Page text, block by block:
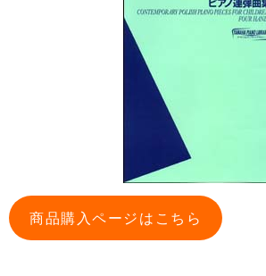
商品購入ページはこちら